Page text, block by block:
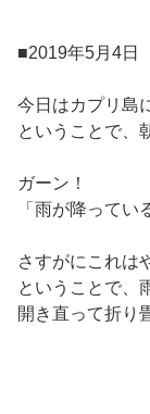
■2019年5月4日
今日はカプリ島
ということで、
ガーン！
「雨が降ってい
さすがにこれは
ということで、
開き直って折り